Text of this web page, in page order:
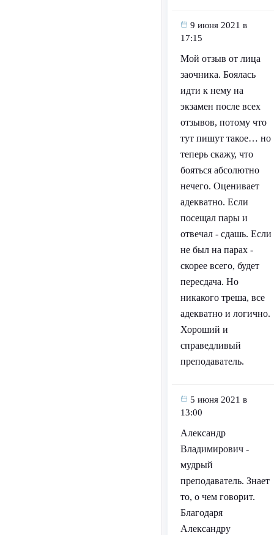
9 июня 2021 в
17:15
Мой отзыв от лица
заочника. Боялась
идти к нему на
экзамен после всех
отзывов, потому что
тут пишут такое… но
теперь скажу, что
бояться абсолютно
нечего. Оценивает
адекватно. Если
посещал пары и
отвечал - сдашь. Если
не был на парах -
скорее всего, будет
пересдача. Но
никакого треша, все
адекватно и логично.
Хороший и
справедливый
преподаватель.
5 июня 2021 в
13:00
Александр
Владимирович -
мудрый
преподаватель. Знает
то, о чем говорит.
Благодаря
Александру